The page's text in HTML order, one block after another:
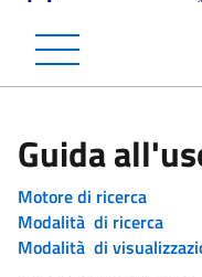
Guida
Motore di ricerca
Modalità di ricerca
Modalità di